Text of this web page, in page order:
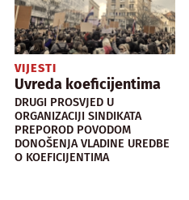
VIJESTI
Uvreda koeficijentima
DRUGI PROSVJED U
ORGANIZACIJI SINDIKATA
PREPOROD POVODOM
DONOŠENJA VLADINE UREDBE
O KOEFICIJENTIMA